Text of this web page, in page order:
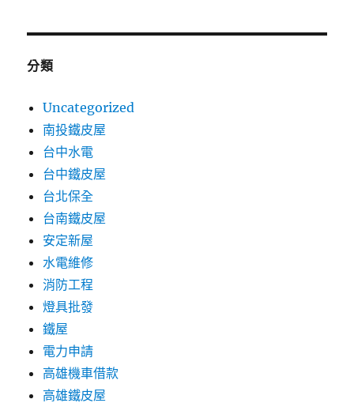
分類
Uncategorized
南投鐵皮屋
台中水電
台中鐵皮屋
台北保全
台南鐵皮屋
安定新屋
水電維修
消防工程
燈具批發
鐵屋
電力申請
高雄機車借款
高雄鐵皮屋